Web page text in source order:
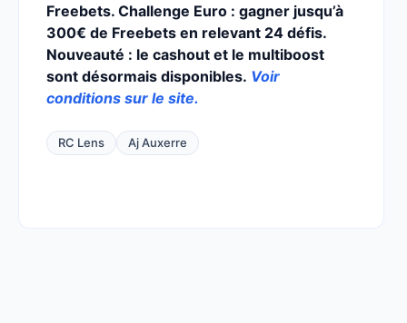
Freebets. Challenge Euro : gagner jusqu’à
300€ de Freebets en relevant 24 défis.
Nouveauté : le cashout et le multiboost
sont désormais disponibles. Voir
conditions sur le site.
RC Lens Aj Auxerre